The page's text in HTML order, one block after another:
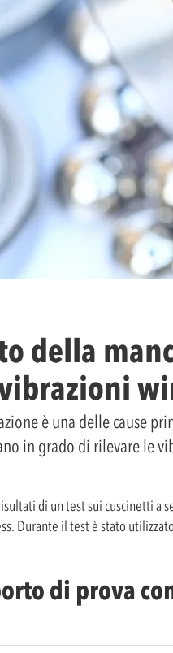
della
è una delle cause
in grado di rilevare le
di un test sui cuscinetti
Durante il test è stato
di prova